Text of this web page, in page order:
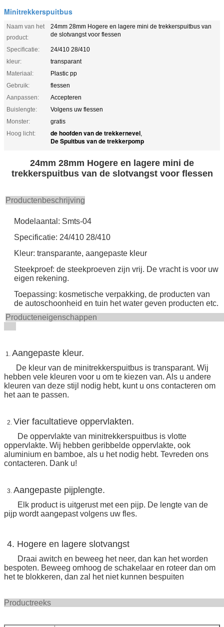
Minitrekkerspuitbus
Naam van het
product:
24mm 28mm Hogere en lagere mini de trekkerspuitbus van
de slotvangst voor flessen
Specificatie:
24/410 28/410
kleur:
transparant
Materiaal:
Plastic pp
Gebruik:
flessen
Aanpassen:
Accepteren
Buislengte:
Volgens uw flessen
Monster:
gratis
Hoog licht:
de hoofden van de trekkernevel,
De Spuitbus van de trekkerpomp
24mm 28mm Hogere en lagere mini de
trekkerspuitbus van de slotvangst voor flessen
Productenbeschrijving
Modelaantal: Smts-04
Specificatie: 24/410 28/410
Kleur: transparante, aangepaste kleur
Steekproef: de steekproeven zijn vrij. De vracht is voor uw
eigen rekening.
Toepassing: kosmetische verpakking, de producten van
de autoschoonheid en tuin het water geven producten etc.
1. Aangepaste kleur.
De kleur van de minitrekkerspuitbus is transparant. Wij
hebben vele kleuren voor u om te kiezen van. Als u andere
kleuren van deze stijl nodig hebt, kunt u ons contacteren om
het aan te passen.
2. Vier facultatieve oppervlakten.
De oppervlakte van minitrekkerspuitbus is vlotte
oppervlakte. Wij hebben geribbelde oppervlakte, ook
aluminium en bamboe, als u het nodig hebt. Tevreden ons
contacteren. Dank u!
3. Aangepaste pijplengte.
Elk product is uitgerust met een pijp. De lengte van de
pijp wordt aangepast volgens uw fles.
4. Hogere en lagere slotvangst
Draai awitch en beweeg het neer, dan kan het worden
bespoten. Beweeg omhoog de schakelaar en roteer dan om
het te blokkeren, dan zal het niet kunnen bespuiten